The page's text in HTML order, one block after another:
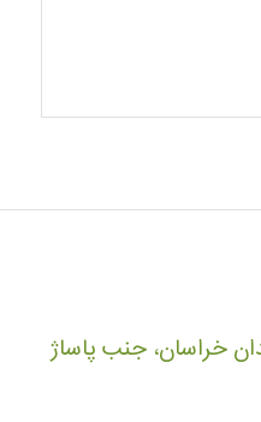
خراسان، جنب پاساژ